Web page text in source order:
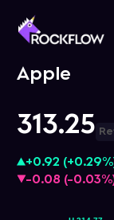
Apple
313.25
+0.92 (+0.29%
-0.08 (-0.03%